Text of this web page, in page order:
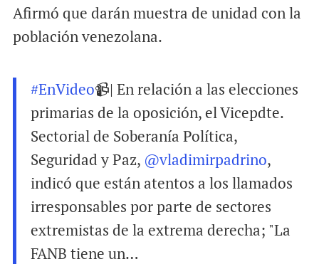
Afirmó que darán muestra de unidad con la
población venezolana.
#EnVideo📹| En relación a las elecciones
primarias de la oposición, el Vicepdte.
Sectorial de Soberanía Política,
Seguridad y Paz, @vladimirpadrino,
indicó que están atentos a los llamados
irresponsables por parte de sectores
extremistas de la extrema derecha; "La
FANB tiene un…